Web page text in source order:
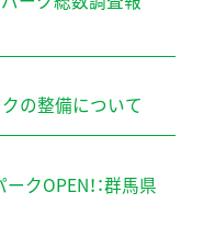
の整備について
クOPEN！：群馬県